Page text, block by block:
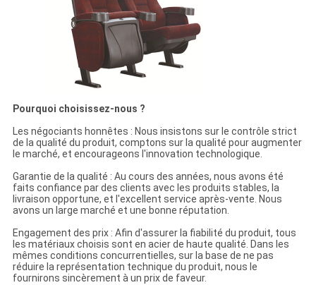
Pourquoi choisissez-nous ?
Les négociants honnêtes : Nous insistons sur le contrôle strict
de la qualité du produit, comptons sur la qualité pour augmenter
le marché, et encourageons l'innovation technologique.
Garantie de la qualité : Au cours des années, nous avons été
faits confiance par des clients avec les produits stables, la
livraison opportune, et l'excellent service après-vente. Nous
avons un large marché et une bonne réputation.
Engagement des prix : Afin d'assurer la fiabilité du produit, tous
les matériaux choisis sont en acier de haute qualité. Dans les
mêmes conditions concurrentielles, sur la base de ne pas
réduire la représentation technique du produit, nous le
fournirons sincèrement à un prix de faveur.